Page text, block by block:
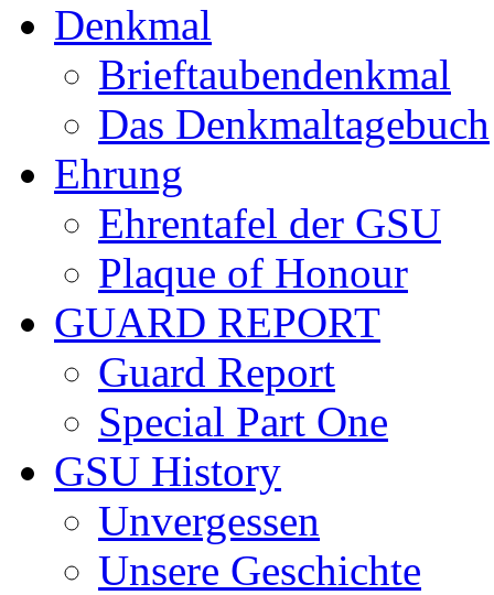
Denkmal
Brieftaubendenkmal
Das Denkmaltagebuch
Ehrung
Ehrentafel der GSU
Plaque of Honour
GUARD REPORT
Guard Report
Special Part One
GSU History
Unvergessen
Unsere Geschichte